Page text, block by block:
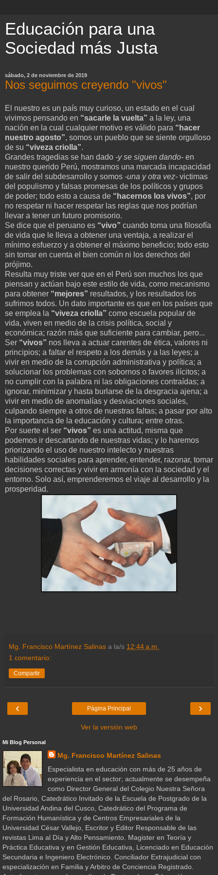
Educación para una
Sociedad más Justa
sábado, 2 de noviembre de 2019
Nos seguimos creyendo "vivos"
El nuestro es un país muy curioso, un estado en el cual
vivimos pensando en “sacarle la vuelta” a la ley, una
nación en la cual cualquier motivo es válido para “hacer
nuestro agosto”, somos un pueblo que se siente orgulloso
de su “viveza criolla”.
Grandes tragedias se han dado -y se siguen dando- en
nuestro querido Perú, mostramos una marcada incapacidad
de salir del subdesarrollo y somos -una y otra vez- victimas
del populismo y falsas promesas de los políticos y grupos
de poder; todo esto a causa de “hacernos los vivos”, por
no respetar ni hacer respetar las reglas que nos podrían
llevar a tener un futuro promisorio.
Se dice que el peruano es “vivo” cuando toma una filosofía
de vida que le lleva a obtener una ventaja, a realizar el
mínimo esfuerzo y a obtener el máximo beneficio; todo esto
sin tomar en cuenta el bien común ni los derechos del
prójimo.
Resulta muy triste ver que en el Perú son muchos los que
piensan y actúan bajo este estilo de vida, como mecanismo
para obtener “mejores” resultados, y los resultados los
sufrimos todos. Un dato importante es que en los países que
se emplea la “viveza criolla” como escuela popular de
vida, viven en medio de la crisis política, social y
económica; razón más que suficiente para cambiar, pero...
Ser “vivos” nos lleva a actuar carentes de ética, valores ni
principios; a faltar el respeto a los demás y a las leyes; a
vivir en medio de la corrupción administrativa y política; a
solucionar los problemas con sobornos o favores ilícitos; a
no cumplir con la palabra ni las obligaciones contraídas; a
ignorar, minimizar y hasta burlarse de la desgracia ajena; a
vivir en medio de anomalías y desviaciones sociales,
culpando siempre a otros de nuestras faltas; a pasar por alto
la importancia de la educación y cultura; entre otras.
Por suerte el ser “vivos” es una actitud, misma que
podemos ir descartando de nuestras vidas; y lo haremos
priorizando el uso de nuestro intelecto y nuestras
habilidades sociales para aprender, entender, razonar, tomar
decisiones correctas y vivir en armonía con la sociedad y el
entorno. Solo así, emprenderemos el viaje al desarrollo y la
prosperidad.
Mg. Francisco Martínez Salinas a la/s 12:44 a.m.
1 comentario:
Compartir
‹ ›
Página Principal
Ver la versión web
Mi Blog Personal
Mg. Francisco Martínez Salinas
Especialista en educación con más de 25 años de
experiencia en el sector; actualmente se desempeña
como Director General del Colegio Nuestra Señora
del Rosario, Catedrático Invitado de la Escuela de Postgrado de la
Universidad Andina del Cusco, Catedrático del Programa de
Formación Humanística y de Centros Empresariales de la
Universidad César Vallejo, Escritor y Editor Responsable de las
revistas Lima al Día y Alto Pensamiento. Magister en Teoría y
Práctica Educativa y en Gestión Educativa, Licenciado en Educación
Secundaria e Ingeniero Electrónico. Conciliador Extrajudicial con
especialización en Familia y Arbitro de Conciencia Registrado.